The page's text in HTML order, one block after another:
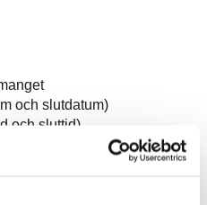
och slutdatum)
och sluttid)
e-post till arrangör)